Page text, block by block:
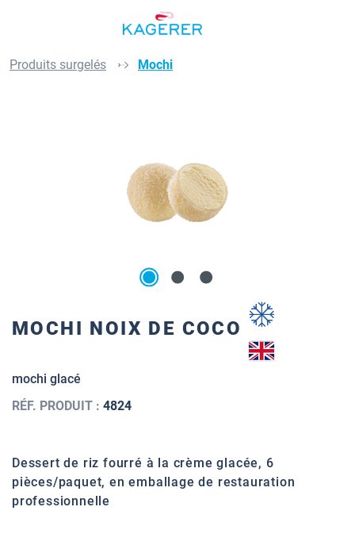
Passer au contenu principal
Produits surgelés Mochi
MOCHI NOIX DE COCO
mochi glacé
RÉF. PRODUIT : 4824
Dessert de riz fourré à la crème glacée, 6
pièces/paquet, en emballage de restauration
professionnelle